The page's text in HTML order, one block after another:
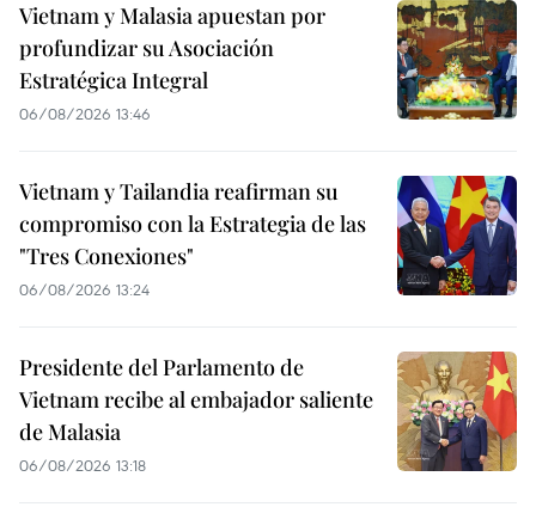
Vietnam y Malasia apuestan por
profundizar su Asociación
Estratégica Integral
06/08/2026 13:46
Vietnam y Tailandia reafirman su
compromiso con la Estrategia de las
"Tres Conexiones"
06/08/2026 13:24
Presidente del Parlamento de
Vietnam recibe al embajador saliente
de Malasia
06/08/2026 13:18